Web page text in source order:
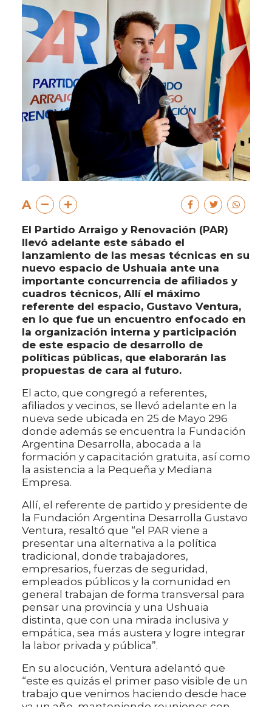
A
El Partido Arraigo y Renovación (PAR)
llevó adelante este sábado el
lanzamiento de las mesas técnicas en su
nuevo espacio de Ushuaia ante una
importante concurrencia de afiliados y
cuadros técnicos, Allí el máximo
referente del espacio, Gustavo Ventura,
en lo que fue un encuentro enfocado en
la organización interna y participación
de este espacio de desarrollo de
políticas públicas, que elaborarán las
propuestas de cara al futuro.
El acto, que congregó a referentes,
afiliados y vecinos, se llevó adelante en la
nueva sede ubicada en 25 de Mayo 296
donde además se encuentra la Fundación
Argentina Desarrolla, abocada a la
formación y capacitación gratuita, así como
la asistencia a la Pequeña y Mediana
Empresa.
Allí, el referente de partido y presidente de
la Fundación Argentina Desarrolla Gustavo
Ventura, resaltó que “el PAR viene a
presentar una alternativa a la política
tradicional, donde trabajadores,
empresarios, fuerzas de seguridad,
empleados públicos y la comunidad en
general trabajan de forma transversal para
pensar una provincia y una Ushuaia
distinta, que con una mirada inclusiva y
empática, sea más austera y logre integrar
la labor privada y pública”.
En su alocución, Ventura adelantó que
“este es quizás el primer paso visible de un
trabajo que venimos haciendo desde hace